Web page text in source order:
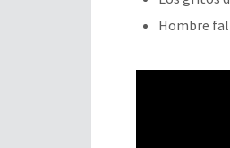
Hombre